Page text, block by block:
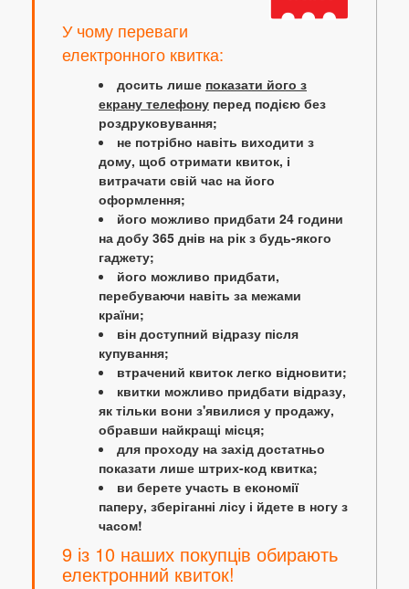
У чому переваги
електронного квитка:
досить лише показати його з
екрану телефону перед подією без
роздруковування;
не потрібно навіть виходити з
дому, щоб отримати квиток, і
витрачати свій час на його
оформлення;
його можливо придбати 24 години
на добу 365 днів на рік з будь-якого
гаджету;
його можливо придбати,
перебуваючи навіть за межами
країни;
він доступний відразу після
купування;
втрачений квиток легко відновити;
квитки можливо придбати відразу,
як тільки вони з'явилися у продажу,
обравши найкращі місця;
для проходу на захід достатньо
показати лише штрих-код квитка;
ви берете участь в економії
паперу, зберіганні лісу і йдете в ногу з
часом!
9 із 10 наших покупців обирають
електронний квиток!